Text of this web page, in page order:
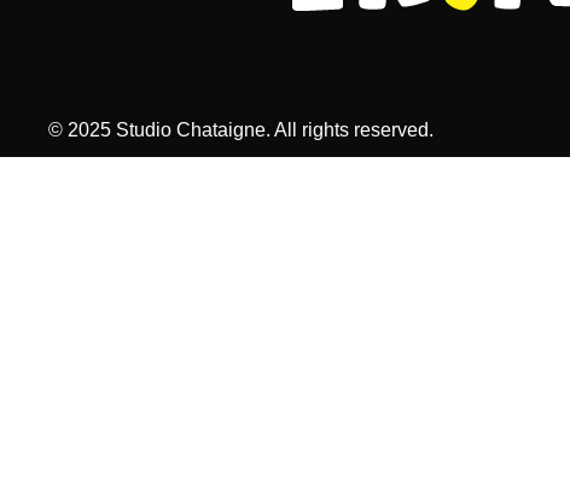
© 2025 Studio Chataigne. All rights reserved.